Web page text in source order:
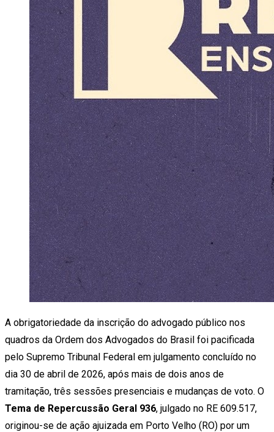
A obrigatoriedade da inscrição do advogado público nos
quadros da Ordem dos Advogados do Brasil foi pacificada
pelo Supremo Tribunal Federal em julgamento concluído no
dia 30 de abril de 2026, após mais de dois anos de
tramitação, três sessões presenciais e mudanças de voto. O
Tema de Repercussão Geral 936, julgado no RE 609.517,
originou-se de ação ajuizada em Porto Velho (RO) por um